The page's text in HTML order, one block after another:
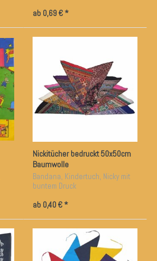
ab 0,69 € *
Nickitücher bedruckt 50x50cm
Baumwolle
Bandana, Kindertuch, Nicky mit
buntem Druck
ab 0,40 € *